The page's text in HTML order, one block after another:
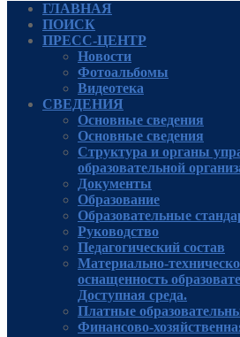
ГЛАВНАЯ
ПОИСК
ПРЕСС-ЦЕНТР
Новости
Фотоальбомы
Видеотека
СВЕДЕНИЯ
Основные сведения
Основные сведения
Структура и органы
образовательной
Документы
Образование
Образовательные
Руководcтво
Педагогический состав
Материально-
оснащенность
Доступная среда.
Платные
Финансово-